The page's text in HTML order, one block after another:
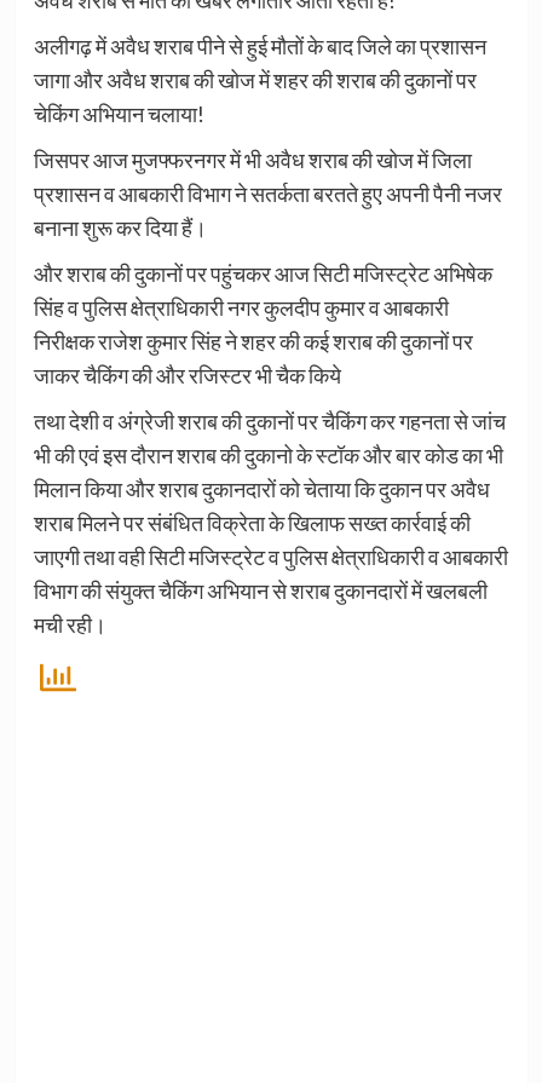
अलीगढ़ में अवैध शराब पीने से हुई मौतों के बाद जिले का प्रशासन
जागा और अवैध शराब की खोज में शहर की शराब की दुकानों पर
चेकिंग अभियान चलाया!
जिसपर आज मुजफ्फरनगर में भी अवैध शराब की खोज में जिला
प्रशासन व आबकारी विभाग ने सतर्कता बरतते हुए अपनी पैनी नजर
बनाना शुरू कर दिया हैं।
और शराब की दुकानों पर पहुंचकर आज सिटी मजिस्ट्रेट अभिषेक
सिंह व पुलिस क्षेत्राधिकारी नगर कुलदीप कुमार व आबकारी
निरीक्षक राजेश कुमार सिंह ने शहर की कई शराब की दुकानों पर
जाकर चैकिंग की और रजिस्टर भी चैक किये
तथा देशी व अंग्रेजी शराब की दुकानों पर चैकिंग कर गहनता से जांच
भी की एवं इस दौरान शराब की दुकानो के स्टॉक और बार कोड का भी
मिलान किया और शराब दुकानदारों को चेताया कि दुकान पर अवैध
शराब मिलने पर संबंधित विक्रेता के खिलाफ सख्त कार्रवाई की
जाएगी तथा वही सिटी मजिस्ट्रेट व पुलिस क्षेत्राधिकारी व आबकारी
विभाग की संयुक्त चैकिंग अभियान से शराब दुकानदारों में खलबली
मची रही।